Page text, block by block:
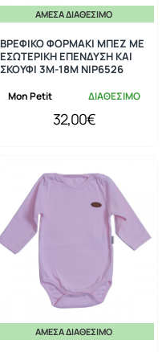
ΆΜΕΣΑ ΔΙΑΘΈΣΙΜΟ
Mon Petit ΔΙΑΘΕΣΙΜΟ
ΒΡΕΦΙΚΟ ΦΟΡΜΑΚΙ ΜΠΕΖ ΜΕ
ΕΣΩΤΕΡΙΚΗ ΕΠΕΝΔΥΣΗ ΚΑΙ
ΣΚΟΥΦΙ 3Μ-18Μ NIP6526
32,00€
ΆΜΕΣΑ ΔΙΑΘΈΣΙΜΟ